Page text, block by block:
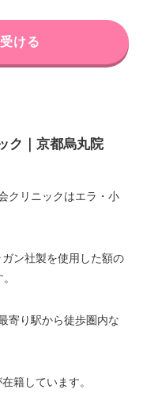
ける
ク｜京都烏丸院
クリニックはエラ・小
ン社製を使用した額の
寄り駅から徒歩圏内な
籍しています。